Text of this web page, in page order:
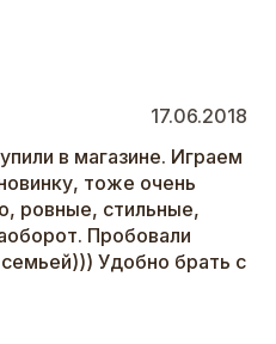
17.06.2018
в магазине. Играем
тоже очень
ровные, стильные,
Пробовали
Удобно брать с